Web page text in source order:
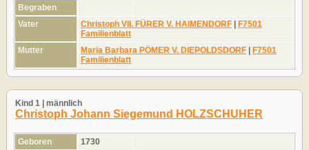
Begraben
Vater
Christoph VII. FÜRER V. HAIMENDORF | F7501
Familienblatt
Mutter
Maria Barbara PÖMER V. DIEPOLDSDORF | F7501
Familienblatt
Kind 1 | männlich
Christoph Johann Siegemund HOLZSCHUHER
Geboren
1730